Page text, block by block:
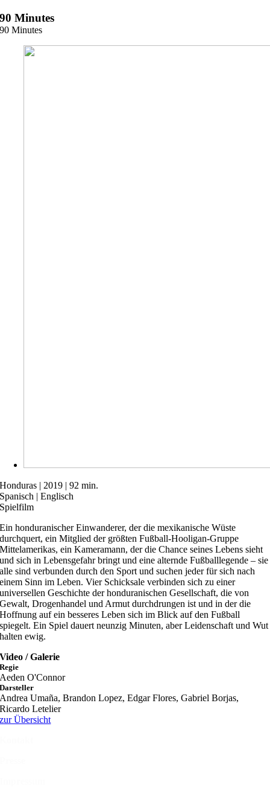
Zum
Inhalt
90 Minutes
90 Minutes
Honduras | 2019 | 92 min.
Spanisch | Englisch
Spielfilm
Ein honduranischer Einwanderer, der die mexikanische Wüste
durchquert, ein Mitglied der größten Fußball-Hooligan-Gruppe
Mittelamerikas, ein Kameramann, der die Chance seines Lebens sieht
und sich in Lebensgefahr bringt und eine alternde Fußballlegende – sie
alle sind verbunden durch den Sport und suchen jeder für sich nach
einem Sinn im Leben. Vier Schicksale verbinden sich zu einer
universellen Geschichte der honduranischen Gesellschaft, die von
Gewalt, Drogenhandel und Armut durchdrungen ist und in der die
Hoffnung auf ein besseres Leben sich im Blick auf den Fußball
spiegelt. Ein Spiel dauert neunzig Minuten, aber Leidenschaft und Wut
halten ewig.
Video / Galerie
Regie
Aeden O'Connor
Darsteller
Andrea Umaña, Brandon Lopez, Edgar Flores, Gabriel Borjas,
Ricardo Letelier
zur Übersicht